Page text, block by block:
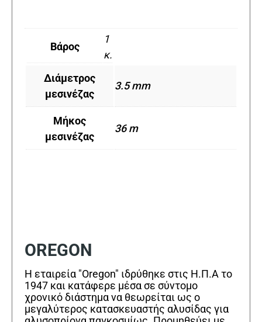
Βάρος
1
κ.
Διάμετρος
μεσινέζας
3.5 mm
Μήκος
μεσινέζας
36 m
OREGON
Η εταιρεία "Oregon" ιδρύθηκε στις Η.Π.Α το
1947 και κατάφερε μέσα σε σύντομο
χρονικό διάστημα να θεωρείται ως ο
μεγαλύτερος κατασκευαστής αλυσίδας για